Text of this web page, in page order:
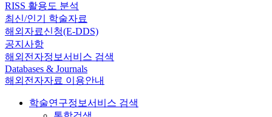
RISS 활용도 분석
최신/인기 학술자료
해외자료신청(E-DDS)
공지사항
해외전자정보서비스 검색
Databases & Journals
해외전자자료 이용안내
학술연구정보서비스 검색